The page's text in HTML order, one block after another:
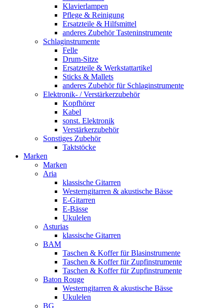
Klavierlampen
Pflege & Reinigung
Ersatzteile & Hilfsmittel
anderes Zubehör Tasteninstrumente
Schlaginstrumente
Felle
Drum-Sitze
Ersatzteile & Werkstattartikel
Sticks & Mallets
anderes Zubehör für Schlaginstrumente
Elektronik- / Verstärkerzubehör
Kopfhörer
Kabel
sonst. Elektronik
Verstärkerzubehör
Sonstiges Zubehör
Taktstöcke
Marken
Marken
Aria
klassische Gitarren
Westerngitarren & akustische Bässe
E-Gitarren
E-Bässe
Ukulelen
Asturias
klassische Gitarren
BAM
Taschen & Koffer für Blasinstrumente
Taschen & Koffer für Zupfinstrumente
Taschen & Koffer für Zupfinstrumente
Baton Rouge
Westerngitarren & akustische Bässe
Ukulelen
BG